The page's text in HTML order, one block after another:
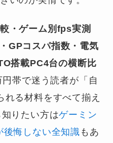
・ゲーム別fps実測
GPコスパ指数・電気
搭載PC4台の横断比
帯で迷う読者が「自
る材料をすべて揃え
りたい方はゲーミン
後悔しない全知識 もあ